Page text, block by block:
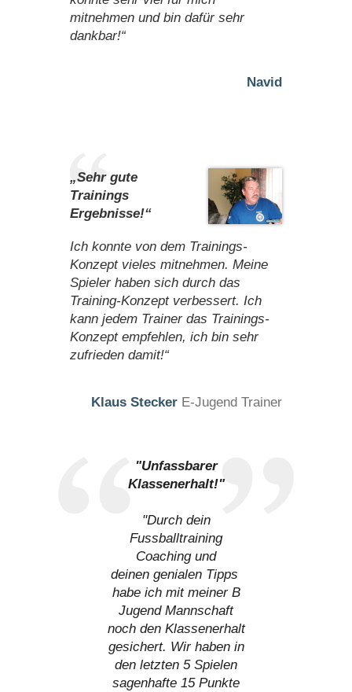
mitnehmen und bin dafür sehr
dankbar!“
Navid
„Sehr gute
Trainings
Ergebnisse!“
Ich konnte von dem Trainings-
Konzept vieles mitnehmen. Meine
Spieler haben sich durch das
Training-Konzept verbessert. Ich
kann jedem Trainer das Trainings-
Konzept empfehlen, ich bin sehr
zufrieden damit!“
Klaus Stecker E-Jugend Trainer
"Unfassbarer
Klassenerhalt!"
"Durch dein
Fussballtraining
Coaching und
deinen genialen Tipps
habe ich mit meiner B
Jugend Mannschaft
noch den Klassenerhalt
gesichert. Wir haben in
den letzten 5 Spielen
sagenhafte 15 Punkte